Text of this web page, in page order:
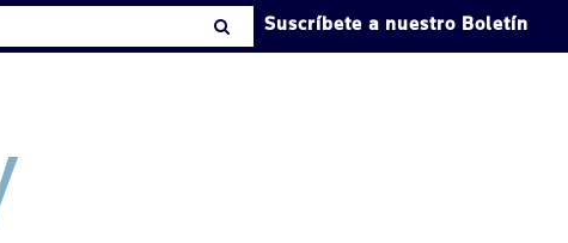
Suscríbete a nuestro Boletín